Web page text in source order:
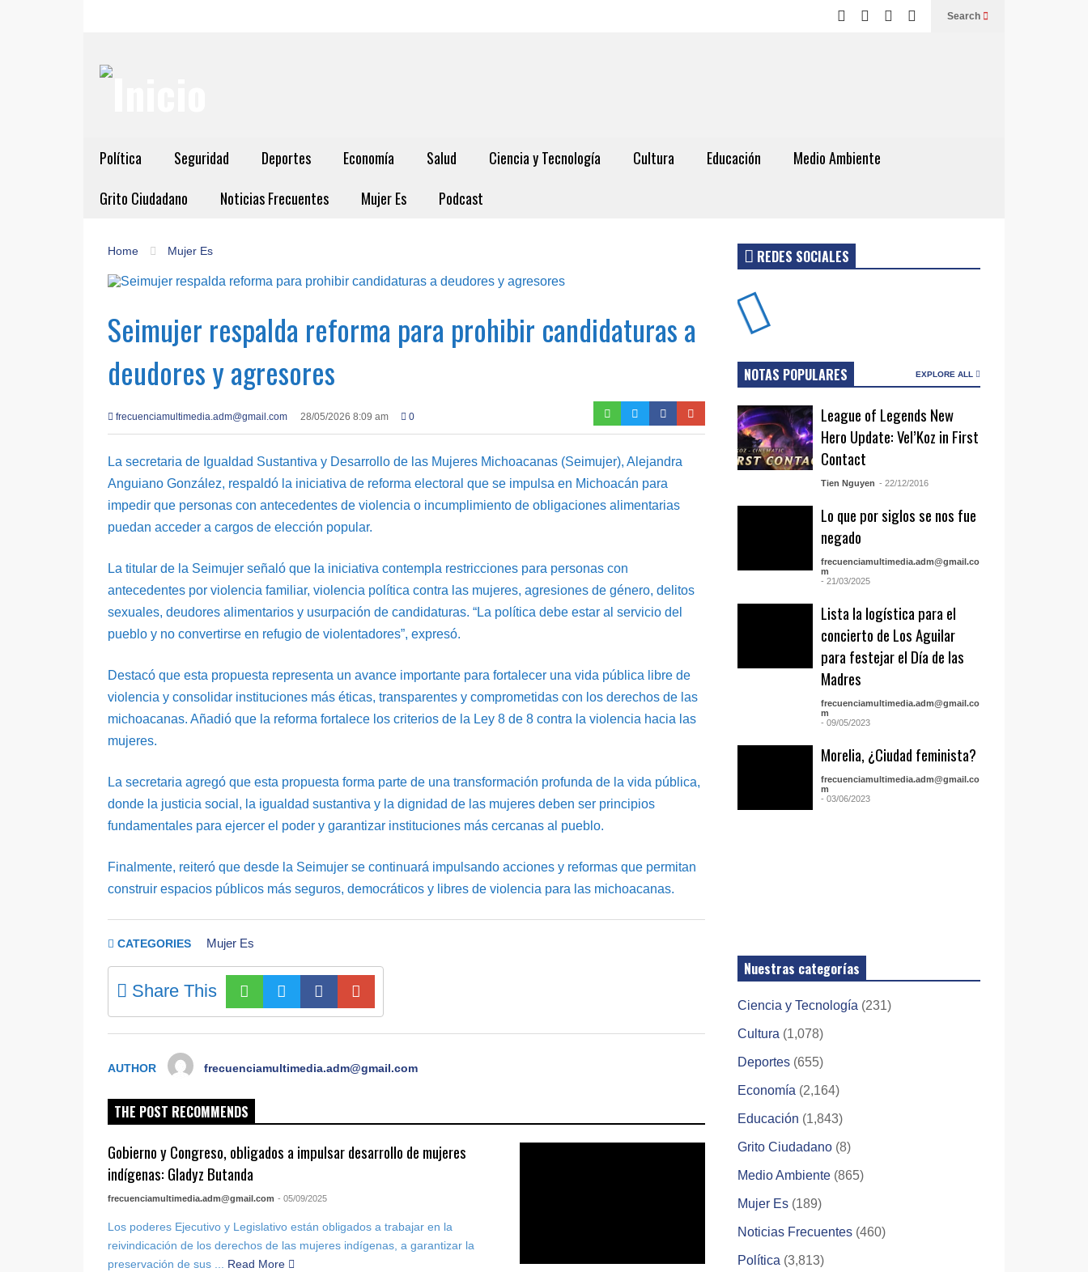
Search
Política Seguridad Deportes Economía Salud Ciencia y Tecnología Cultura Educación
Medio Ambiente
Grito Ciudadano
Noticias Frecuentes Mujer Es Podcast
Home Mujer Es
Seimujer respalda reforma para prohibir candidaturas a
deudores y agresores
frecuenciamultimedia.adm@gmail.com 28/05/2026 8:09 am 0
La secretaria de Igualdad Sustantiva y Desarrollo de las Mujeres Michoacanas (Seimujer), Alejandra
Anguiano González, respaldó la iniciativa de reforma electoral que se impulsa en Michoacán para
impedir que personas con antecedentes de violencia o incumplimiento de obligaciones alimentarias
puedan acceder a cargos de elección popular.
La titular de la Seimujer señaló que la iniciativa contempla restricciones para personas con
antecedentes por violencia familiar, violencia política contra las mujeres, agresiones de género, delitos
sexuales, deudores alimentarios y usurpación de candidaturas. “La política debe estar al servicio del
pueblo y no convertirse en refugio de violentadores”, expresó.
Destacó que esta propuesta representa un avance importante para fortalecer una vida pública libre de
violencia y consolidar instituciones más éticas, transparentes y comprometidas con los derechos de las
michoacanas. Añadió que la reforma fortalece los criterios de la Ley 8 de 8 contra la violencia hacia las
mujeres.
La secretaria agregó que esta propuesta forma parte de una transformación profunda de la vida pública,
donde la justicia social, la igualdad sustantiva y la dignidad de las mujeres deben ser principios
fundamentales para ejercer el poder y garantizar instituciones más cercanas al pueblo.
Finalmente, reiteró que desde la Seimujer se continuará impulsando acciones y reformas que permitan
construir espacios públicos más seguros, democráticos y libres de violencia para las michoacanas.
CATEGORIES Mujer Es
Share This
AUTHOR frecuenciamultimedia.adm@gmail.com
THE POST RECOMMENDS
Gobierno y Congreso, obligados a impulsar desarrollo de mujeres
indígenas: Gladyz Butanda
frecuenciamultimedia.adm@gmail.com - 05/09/2025
Los poderes Ejecutivo y Legislativo están obligados a trabajar en la
reivindicación de los derechos de las mujeres indígenas, a garantizar la
preservación de sus ...
Read More
REDES SOCIALES
NOTAS POPULARES EXPLORE ALL
League of Legends New
Hero Update: Vel’Koz in First
Contact
Tien Nguyen - 22/12/2016
Lo que por siglos se nos fue
negado
frecuenciamultimedia.adm@gmail.co
m
- 21/03/2025
Lista la logística para el
concierto de Los Aguilar
para festejar el Día de las
Madres
frecuenciamultimedia.adm@gmail.co
m
- 09/05/2023
Morelia, ¿Ciudad feminista?
frecuenciamultimedia.adm@gmail.co
m
- 03/06/2023
Nuestras categorías
Ciencia y Tecnología (231)
Cultura (1,078)
Deportes (655)
Economía (2,164)
Educación (1,843)
Grito Ciudadano (8)
Medio Ambiente (865)
Mujer Es (189)
Noticias Frecuentes (460)
Política (3,813)